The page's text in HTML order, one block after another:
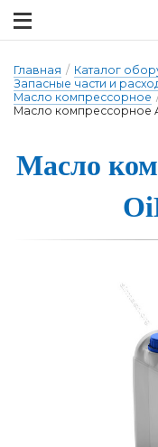
Главная / Каталог
Запасные части и
Масло компрессорное
Масло компрессорное
Масло